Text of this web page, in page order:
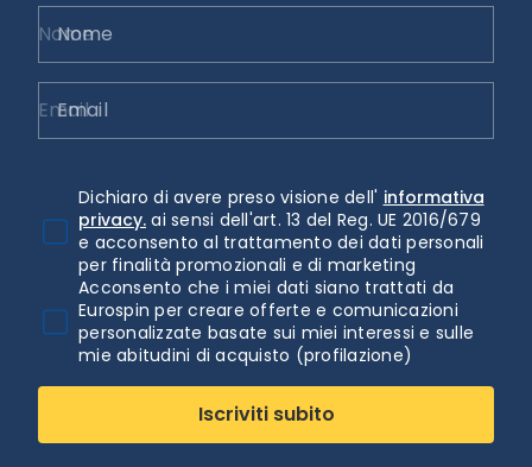
Nome
Email
Dichiaro di avere preso visione dell' informativa
privacy. ai sensi dell'art. 13 del Reg. UE 2016/679
e acconsento al trattamento dei dati personali
per finalità promozionali e di marketing
Acconsento che i miei dati siano trattati da
Eurospin per creare offerte e comunicazioni
personalizzate basate sui miei interessi e sulle
mie abitudini di acquisto (profilazione)
Iscriviti subito